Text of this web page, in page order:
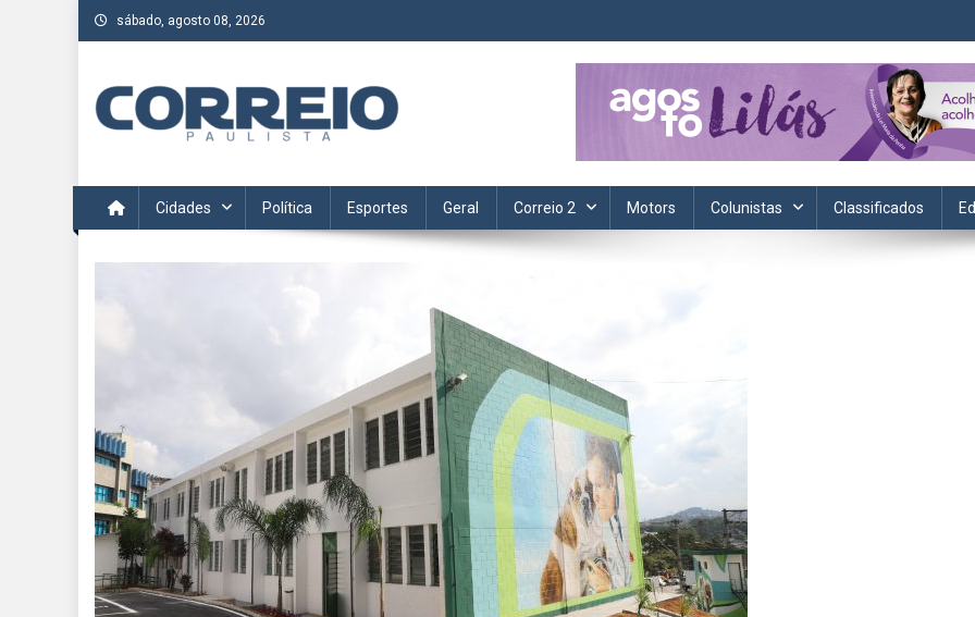
Skip
to
sábado, agosto 08, 2026
Acompanhe as últimas notícias da região no Correio Paulista. Informação, política, saúde, economia, esportes e cotidiano.
Cidades Política Esportes Geral Correio 2 Motors Colunistas Classificados